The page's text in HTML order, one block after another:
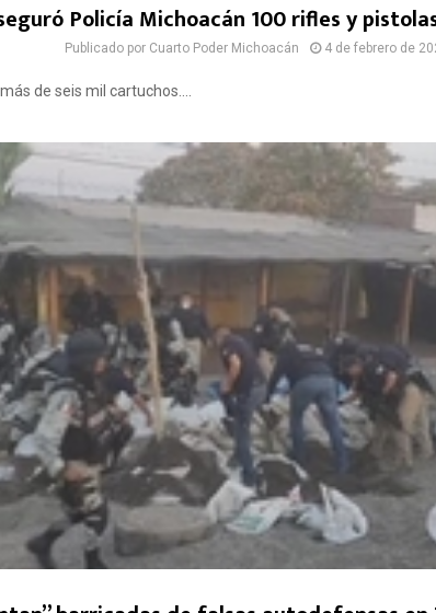
Policía Michoacán 100 rifles y
Publicado por Cuarto Poder Michoacán 4 de febrero de
de seis mil cartuchos....